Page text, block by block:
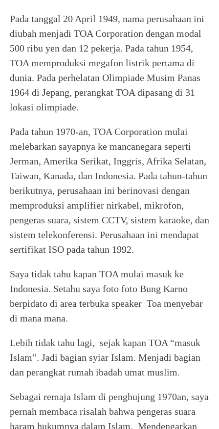
Pada tanggal 20 April 1949, nama perusahaan ini
diubah menjadi TOA Corporation dengan modal
500 ribu yen dan 12 pekerja. Pada tahun 1954,
TOA memproduksi megafon listrik pertama di
dunia. Pada perhelatan Olimpiade Musim Panas
1964 di Jepang, perangkat TOA dipasang di 31
lokasi olimpiade.
Pada tahun 1970-an, TOA Corporation mulai
melebarkan sayapnya ke mancanegara seperti
Jerman, Amerika Serikat, Inggris, Afrika Selatan,
Taiwan, Kanada, dan Indonesia. Pada tahun-tahun
berikutnya, perusahaan ini berinovasi dengan
memproduksi amplifier nirkabel, mikrofon,
pengeras suara, sistem CCTV, sistem karaoke, dan
sistem telekonferensi. Perusahaan ini mendapat
sertifikat ISO pada tahun 1992.
Saya tidak tahu kapan TOA mulai masuk ke
Indonesia. Setahu saya foto foto Bung Karno
berpidato di area terbuka speaker Toa menyebar
di mana mana.
Lebih tidak tahu lagi, sejak kapan TOA “masuk
Islam”. Jadi bagian syiar Islam. Menjadi bagian
dan perangkat rumah ibadah umat muslim.
Sebagai remaja Islam di penghujung 1970an, saya
pernah membaca risalah bahwa pengeras suara
haram hukumnya dalam Islam. Mendengarkan